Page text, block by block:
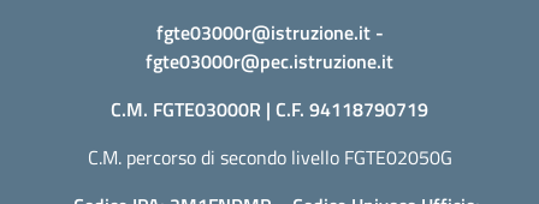
fgte03000r@istruzione.it-
fgte03000r@pec.istruzione.it
C.M. FGTE03000R | C.F. 94118790719
C.M. percorso di secondo livello FGTE02050G